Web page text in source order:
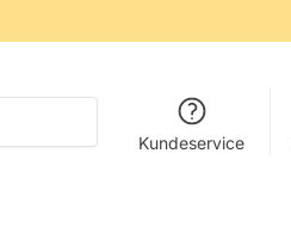
Kundeservice